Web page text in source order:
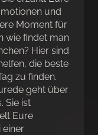
und
Moment für
wie findet man
Hier sind
die beste
zu finden.
geht über
Sie ist
Eure
einer